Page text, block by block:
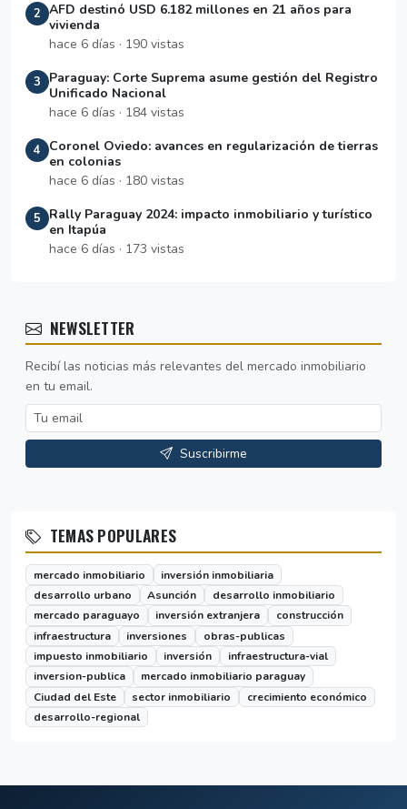
2 AFD destinó USD 6.182 millones en 21 años para
vivienda
hace 6 días · 190 vistas
3
Paraguay: Corte Suprema asume gestión del Registro
Unificado Nacional
hace 6 días · 184 vistas
4
Coronel Oviedo: avances en regularización de tierras
en colonias
hace 6 días · 180 vistas
5
Rally Paraguay 2024: impacto inmobiliario y turístico
en Itapúa
hace 6 días · 173 vistas
NEWSLETTER
Recibí las noticias más relevantes del mercado inmobiliario
en tu email.
Suscribirme
TEMAS POPULARES
mercado inmobiliario
inversión inmobiliaria
desarrollo urbano
Asunción
desarrollo inmobiliario
mercado paraguayo
inversión extranjera
construcción
infraestructura
inversiones
obras-publicas
impuesto inmobiliario
inversión
infraestructura-vial
inversion-publica
mercado inmobiliario paraguay
Ciudad del Este
sector inmobiliario
crecimiento económico
desarrollo-regional